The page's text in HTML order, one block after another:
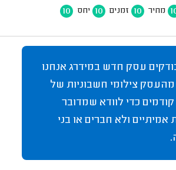
מחיר 10 זמנים 10 יחס 10
עסק חדש במידרג אנחנו
מהעסק צילומי חשבוניות של
כדי לוודא שמדובר
אמיתיים ולא חברים או בני